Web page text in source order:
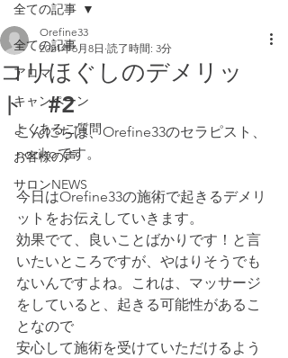
全ての記事
アロマ
キャンペーン
よくあるご質問
お客様の声
サロンNEWS
全ての記事
コリほぐしのデメリッ
ト #2
Orefine33
2021年6月8日 読了時間: 3分
こんにちは、Orefine33のセラピスト、
norikoです。
今日はOrefine33の施術で起きるデメリ
ットをお伝えしていきます。
効果でて、良いことばかりです！と言
いたいところですが、やはりそうでも
ないんですよね。これは、マッサージ
をしていると、起きる可能性があるこ
となので
安心して施術を受けていただけるよう